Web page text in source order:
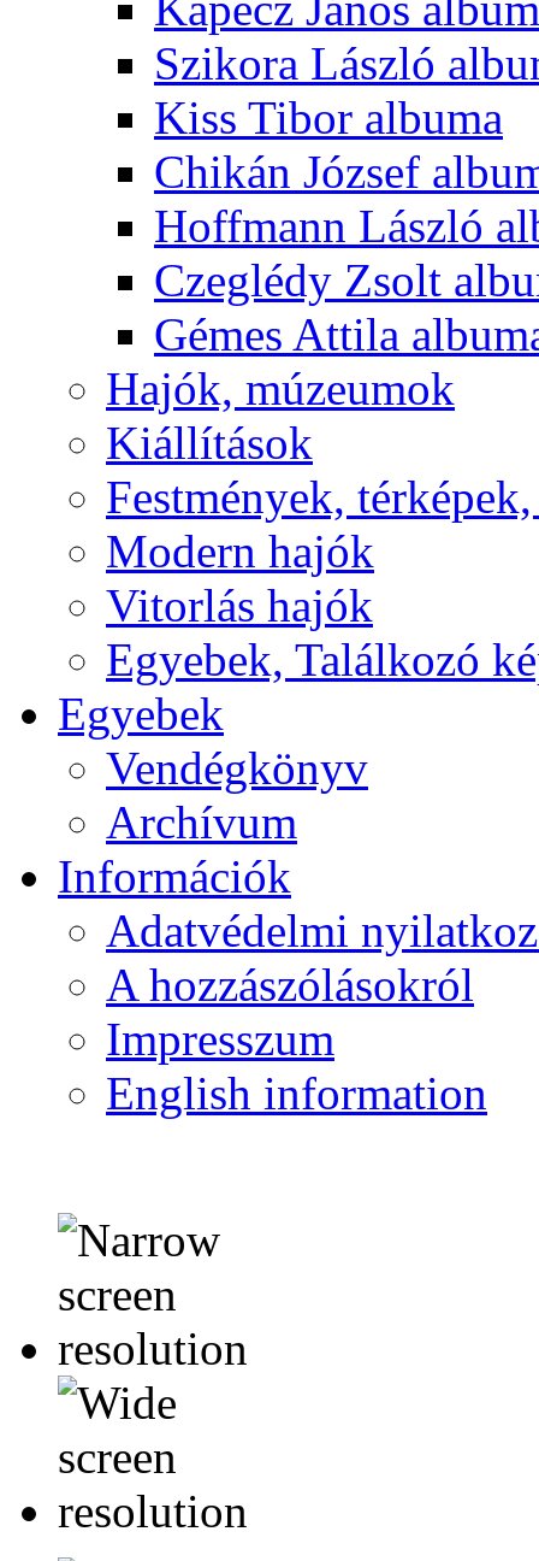
Szikora László
Kiss Tibor albuma
Chikán József
Hoffmann László
Czeglédy Zsolt
Gémes Attila
Hajók, múzeumok
Kiállítások
Festmények,
Modern hajók
Vitorlás hajók
Egyebek, Találkozó
Egyebek
Vendégkönyv
Archívum
Információk
Adatvédelmi
A hozzászólásokról
Impresszum
English information